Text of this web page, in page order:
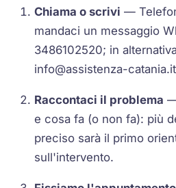
Chiama o scrivi —
mandaci un messaggio
3486102520; in
info@assistenza-catania.it
Raccontaci il problema
e cosa fa (o non fa): più
preciso sarà il primo
sull'intervento.